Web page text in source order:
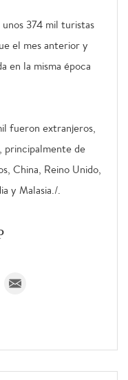
374 mil turistas
el mes anterior y
en la misma época
fueron extranjeros,
principalmente de
China, Reino Unido,
y Malasia./.